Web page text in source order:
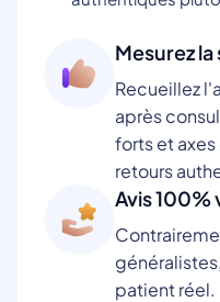
Mesurez
Recueillez
après
forts et
retours
Avis 100%
patient réel.